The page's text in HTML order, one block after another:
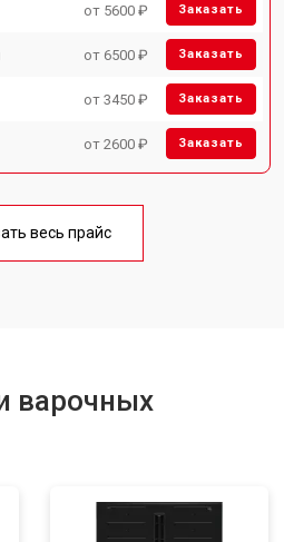
от 5600 ₽ Заказать
от 6500 ₽ Заказать
от 3450 ₽ Заказать
от 2600 ₽ Заказать
весь прайс
варочных